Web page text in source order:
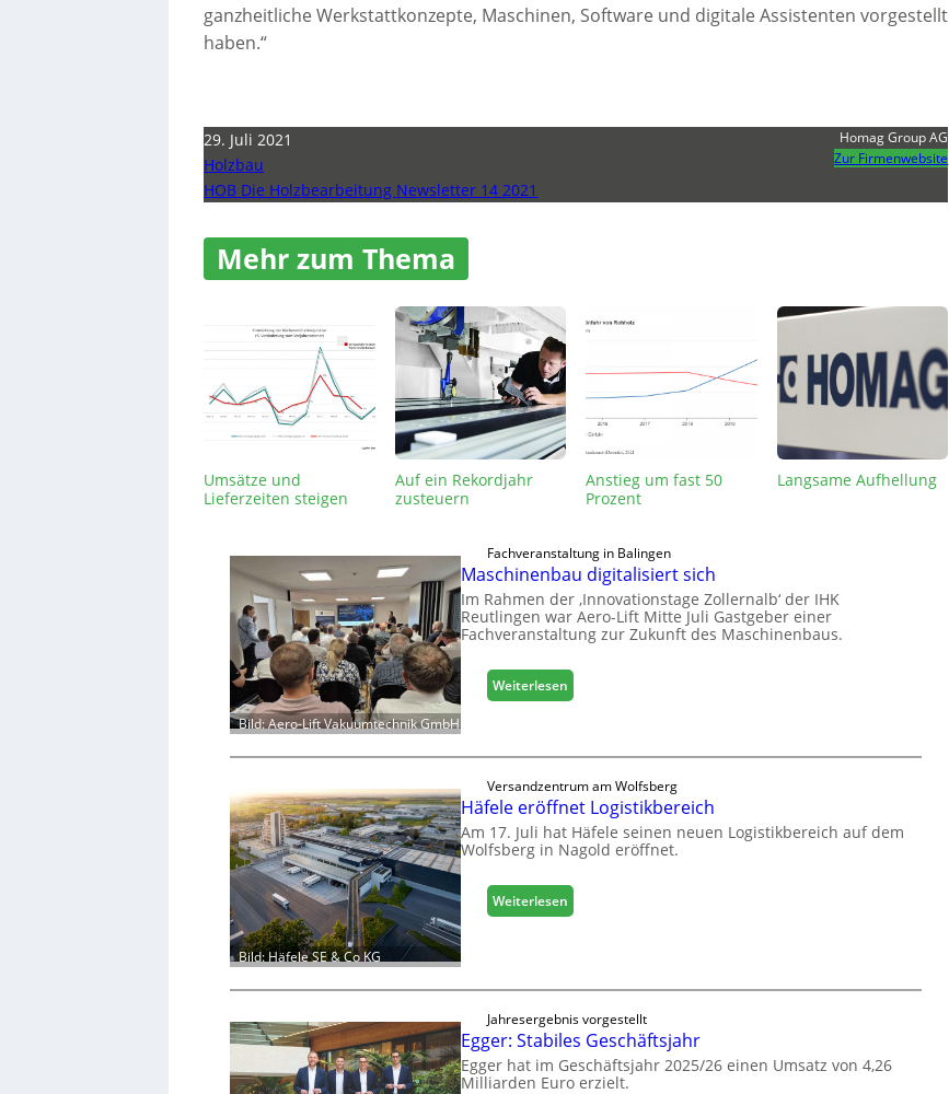
ganzheitliche Werkstattkonzepte, Maschinen, Software und digitale Assistenten vorgestellt
haben.“
29. Juli 2021
Holzbau
HOB Die Holzbearbeitung Newsletter 14 2021
Homag Group AG
Zur Firmenwebsite
Mehr zum Thema
Umsätze und
Lieferzeiten steigen
Auf ein Rekordjahr
zusteuern
Anstieg um fast 50
Prozent
Langsame Aufhellung
Bild: Aero-Lift Vakuumtechnik GmbH
Fachveranstaltung in Balingen
Maschinenbau digitalisiert sich
Im Rahmen der ‚Innovationstage Zollernalb‘ der IHK
Reutlingen war Aero-Lift Mitte Juli Gastgeber einer
Fachveranstaltung zur Zukunft des Maschinenbaus.
Weiterlesen:
M
h
i
n
e
b
a
g
i
t
a
l
Bild: Häfele SE & Co KG
Versandzentrum am Wolfsberg
Häfele eröffnet Logistikbereich
Am 17. Juli hat Häfele seinen neuen Logistikbereich auf dem
Wolfsberg in Nagold eröffnet.
Weiterlesen:
H
e
e
r
ö
Jahresergebnis vorgestellt
Egger: Stabiles Geschäftsjahr
Egger hat im Geschäftsjahr 2025/26 einen Umsatz von 4,26
Milliarden Euro erzielt.